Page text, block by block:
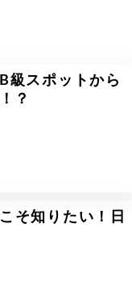
級スポットから
？
そ知りたい！日